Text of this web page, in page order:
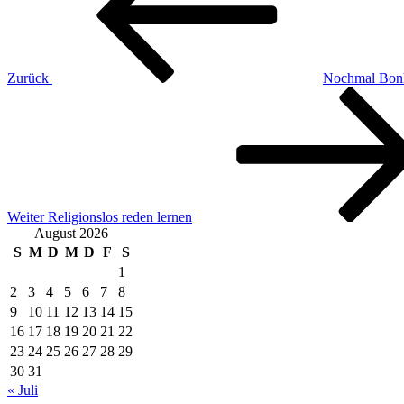
Zurück
Nochmal
Weiter Religionslos reden lernen
August 2026
S M D M D F
S
1
2
3 4 5 6 7
8
9
10 11 12 13 14 15
16 17 18 19 20 21 22
23 24 25 26 27 28 29
30 31
« Juli